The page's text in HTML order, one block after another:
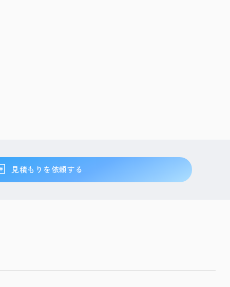
見積もりを依頼する